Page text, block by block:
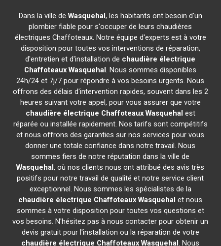
Dans la ville de Wasquehal, les habitants ont besoin d'un
plombier fiable pour s'occuper de leurs chaudières
électriques Chaffoteaux. Notre équipe d'experts est à votre
disposition pour toutes vos interventions de réparation,
d'entretien et d'installation de chaudière électrique
Chaffoteaux Wasquehal. Nous sommes disponibles
24h/24 et 7j/7 pour répondre à vos besoins urgents. Nous
offrons des délais d'intervention rapides, souvent dans les 2
heures suivant votre appel, pour vous assurer que votre
chaudière électrique Chaffoteaux Wasquehal est
réparée ou installée rapidement. Nos tarifs sont compétitifs
et nous offrons des garanties sur nos services pour vous
donner une totale confiance dans notre travail. Nous
sommes fiers de notre réputation dans la ville de
Wasquehal, où nos clients nous ont attribué des avis très
positifs pour notre travail de qualité et notre service client
exceptionnel. Nous sommes les spécialistes de la
chaudière électrique Chaffoteaux Wasquehal et nous
sommes à votre disposition pour toutes vos questions et
vos besoins. N'hésitez pas à nous contacter pour obtenir un
devis gratuit pour l'installation ou la réparation de votre
chaudière électrique Chaffoteaux Wasquehal. Nous